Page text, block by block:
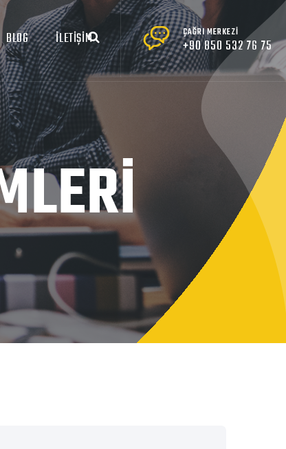
BLOG İLETİŞİM ÇAĞRI MERKEZİ
+90 850 532 76 75